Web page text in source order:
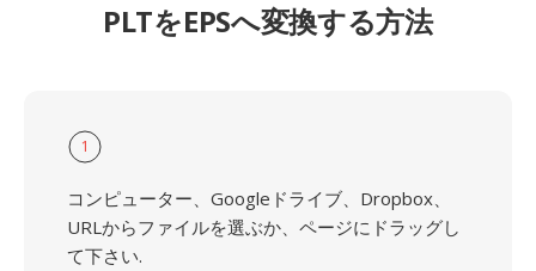
PLTをEPSへ変換する方法
1
コンピューター、Googleドライブ、Dropbox、
URLからファイルを選ぶか、ページにドラッグし
て下さい.